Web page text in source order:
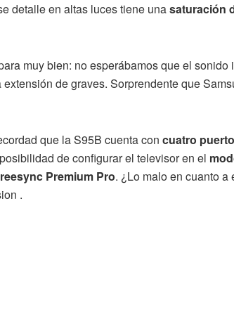
detalle en altas luces tiene unasaturación
muy bien: no esperábamos que el sonido
de graves. Sorprendente que
que la S95B cuenta con cuatro
de configurar el televisor en el
Premium Pro. ¿Lo malo en cuanto
.